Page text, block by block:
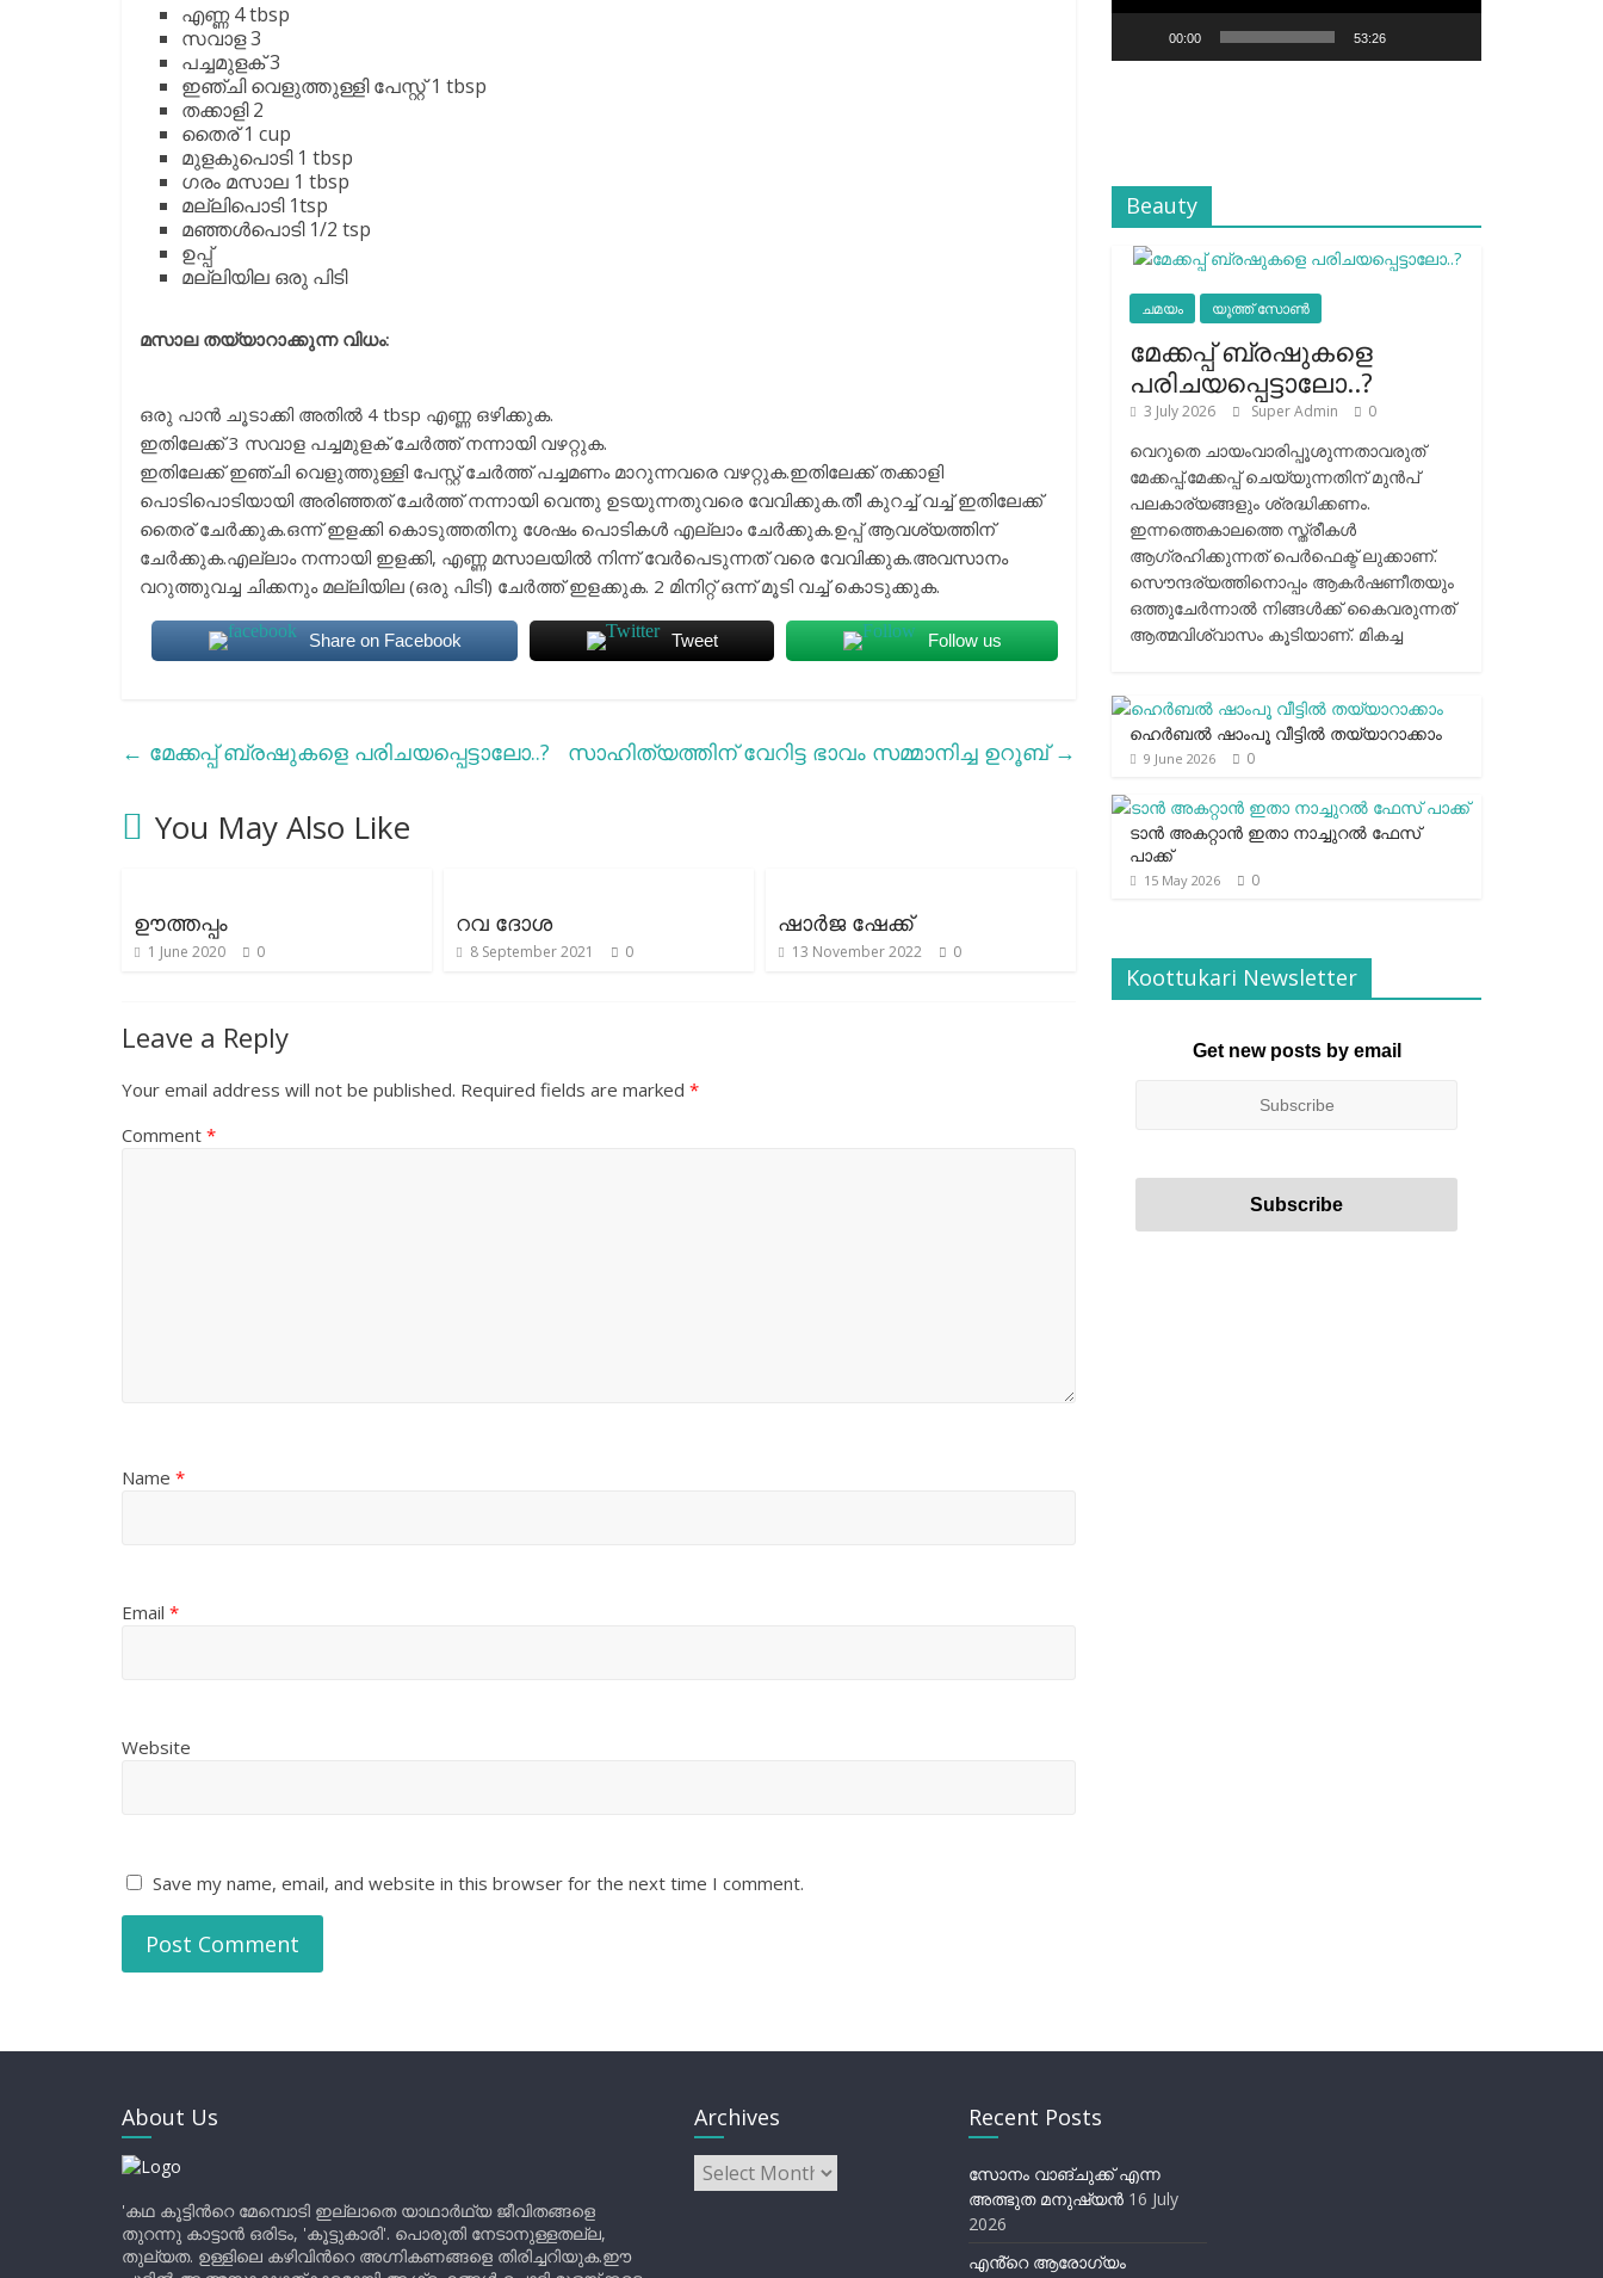
എണ്ണ 4 tbsp
സവാള 3
പച്ചമുളക് 3
ഇഞ്ചി വെളുത്തുള്ളി പേസ്റ്റ് 1 tbsp
തക്കാളി 2
തൈര് 1 cup
മുളകുപൊടി 1 tbsp
ഗരം മസാല 1 tbsp
മല്ലിപൊടി 1tsp
മഞ്ഞൾപൊടി 1/2 tsp
ഉപ്പ്
മല്ലിയില ഒരു പിടി
മസാല തയ്യാറാക്കുന്ന വിധം:
ഒരു പാൻ ചൂടാക്കി അതിൽ 4 tbsp എണ്ണ ഒഴിക്കുക.
ഇതിലേക്ക് 3 സവാള പച്ചമുളക് ചേർത്ത് നന്നായി വഴറ്റുക.
ഇതിലേക്ക് ഇഞ്ചി വെളുത്തുള്ളി പേസ്റ്റ് ചേർത്ത് പച്ചമണം മാറുന്നവരെ വഴറ്റുക.ഇതിലേക്ക് തക്കാളി
പൊടിപൊടിയായി അരിഞ്ഞത് ചേർത്ത് നന്നായി വെന്തു ഉടയുന്നതുവരെ വേവിക്കുക.തീ കുറച്ച് വച്ച് ഇതിലേക്ക്
തൈര് ചേർക്കുക.ഒന്ന് ഇളക്കി കൊടുത്തതിനു ശേഷം പൊടികൾ എല്ലാം ചേർക്കുക.ഉപ്പ് ആവശ്യത്തിന്
ചേർക്കുക.എല്ലാം നന്നായി ഇളക്കി, എണ്ണ മസാലയിൽ നിന്ന് വേർപെടുന്നത് വരെ വേവിക്കുക.അവസാനം
വറുത്തുവച്ച ചിക്കനും മല്ലിയില (ഒരു പിടി) ചേർത്ത് ഇളക്കുക. 2 മിനിറ്റ് ഒന്ന് മൂടി വച്ച് കൊടുക്കുക.
Share on Facebook Tweet Follow us
← മേക്കപ്പ് ബ്രഷുകളെ പരിചയപ്പെട്ടാലോ..? സാഹിത്യത്തിന് വേറിട്ട ഭാവം സമ്മാനിച്ച ഉറൂബ്→
You May Also Like
ഊത്തപ്പം
1 June 2020 0
റവ ദോശ
8 September 2021 0
ഷാർജ ഷേക്ക്
13 November 2022 0
Leave a Reply
Your email address will not be published. Required fields are marked *
Comment *
Name *
Email *
Website
Save my name, email, and website in this browser for the next time I comment.
00:00 53:26
Beauty
ചമയം യൂത്ത് സോൺ
മേക്കപ്പ് ബ്രഷുകളെ
പരിചയപ്പെട്ടാലോ..?
3 July 2026 Super Admin 0
വെറുതെ ചായംവാരിപ്പൂശുന്നതാവരുത്
മേക്കപ്പ്.മേക്കപ്പ് ചെയ്യുന്നതിന് മുന്‍പ്
പലകാര്യങ്ങളും ശ്രദ്ധിക്കണം.
ഇന്നത്തെകാലത്തെ സ്ത്രീകള്‍
ആഗ്രഹിക്കുന്നത് പെര്‍ഫെക്ട് ലുക്കാണ്.
സൌന്ദര്യത്തിനൊപ്പം ആകര്‍ഷണീതയും
ഒത്തുചേര്‍ന്നാല്‍ നിങ്ങള്‍ക്ക് കൈവരുന്നത്
ആത്മവിശ്വാസം കൂടിയാണ്. മികച്ച
ഹെര്‍ബല്‍ ഷാംപൂ വീട്ടില്‍ തയ്യാറാക്കാം
9 June 2026 0
ടാന്‍ അകറ്റാന്‍ ഇതാ നാച്ചുറല്‍ ഫേസ്
പാക്ക്
15 May 2026 0
Koottukari Newsletter
Get new posts by email
About Us
'കഥ കൂട്ടിന്‍റെ മേമ്പൊടി ഇല്ലാതെ യാഥാർഥ്യ ജീവിതങ്ങളെ
തുറന്നു കാട്ടാൻ ഒരിടം, 'കൂട്ടുകാരി'. പൊരുതി നേടാനുള്ളതല്ല,
തുല്യത. ഉള്ളിലെ കഴിവിന്‍റെ അഗ്നികണങ്ങളെ തിരിച്ചറിയുക.ഈ
Archives
Archives
Recent Posts
സോനം വാങ്ചുക്ക് എന്ന
അത്ഭുത മനുഷ്യന്‍ 16 July
2026
എൻ്റെ ആരോഗ്യം